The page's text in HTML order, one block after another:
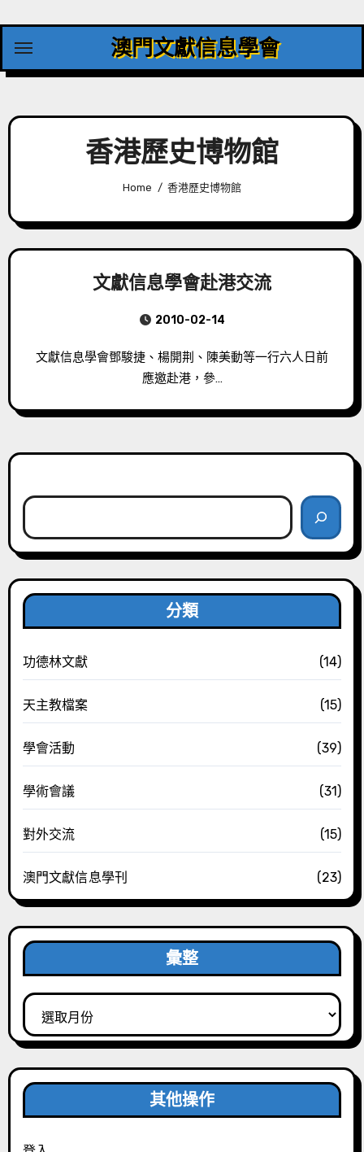
content
澳門文獻信息學會
香港歷史博物館
Home 香港歷史博物館
文獻信息學會赴港交流
2010-02-14
文獻信息學會鄧駿捷、楊開荆、陳美動等一行六人日前
應邀赴港，參…
分類
功德林文獻 (14)
天主教檔案 (15)
學會活動 (39)
學術會議 (31)
對外交流 (15)
澳門文獻信息學刊 (23)
彙整
彙
整
其他操作